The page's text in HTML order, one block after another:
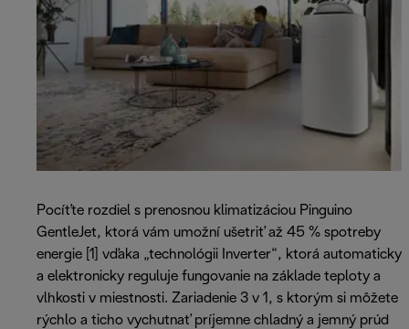
Pocíťte rozdiel s prenosnou klimatizáciou Pinguino
GentleJet, ktorá vám umožní ušetriť až 45 % spotreby
energie [1] vďaka „technológii Inverter“, ktorá automaticky
a elektronicky reguluje fungovanie na základe teploty a
vlhkosti v miestnosti. Zariadenie 3 v 1, s ktorým si môžete
rýchlo a ticho vychutnať príjemne chladný a jemný prúd